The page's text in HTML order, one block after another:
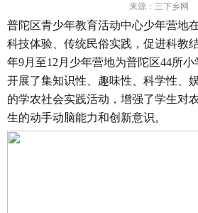
来源：三下乡网
普陀区青少年教育活动中心少年营地
科技体验、传统民俗实践，促进科教
年9月至12月少年营地为普陀区44所
开展了集知识性、趣味性、科学性、
的学农社会实践活动，增强了学生对
生的动手动脑能力和创新意识。